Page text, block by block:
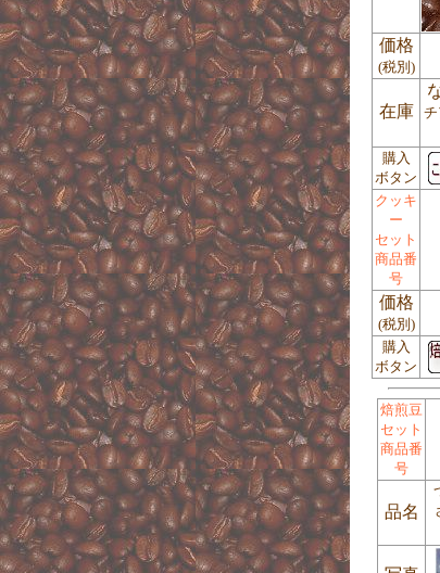
価格
(税別)
在庫
購入
ボタン
クッキ
ー
セット
商品番
号
価格
(税別)
購入
ボタン
焙煎豆
セット
商品番
号
品名